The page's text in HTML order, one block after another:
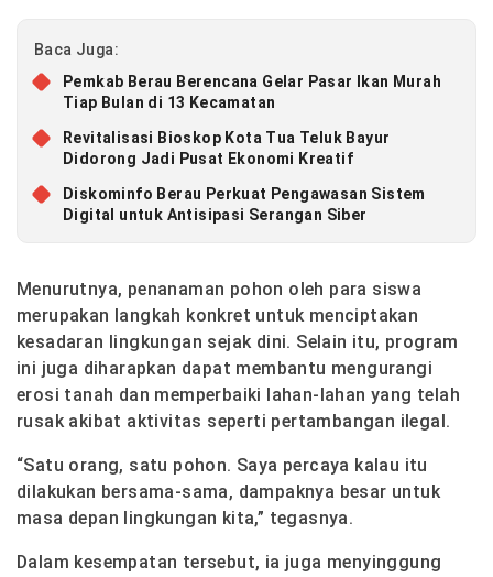
Baca Juga:
Pemkab Berau Berencana Gelar Pasar Ikan Murah
Tiap Bulan di 13 Kecamatan
Revitalisasi Bioskop Kota Tua Teluk Bayur
Didorong Jadi Pusat Ekonomi Kreatif
Diskominfo Berau Perkuat Pengawasan Sistem
Digital untuk Antisipasi Serangan Siber
Menurutnya, penanaman pohon oleh para siswa
merupakan langkah konkret untuk menciptakan
kesadaran lingkungan sejak dini. Selain itu, program
ini juga diharapkan dapat membantu mengurangi
erosi tanah dan memperbaiki lahan-lahan yang telah
rusak akibat aktivitas seperti pertambangan ilegal.
“Satu orang, satu pohon. Saya percaya kalau itu
dilakukan bersama-sama, dampaknya besar untuk
masa depan lingkungan kita,” tegasnya.
Dalam kesempatan tersebut, ia juga menyinggung